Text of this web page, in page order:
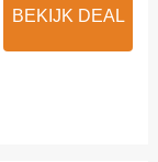
BEKIJK DEAL